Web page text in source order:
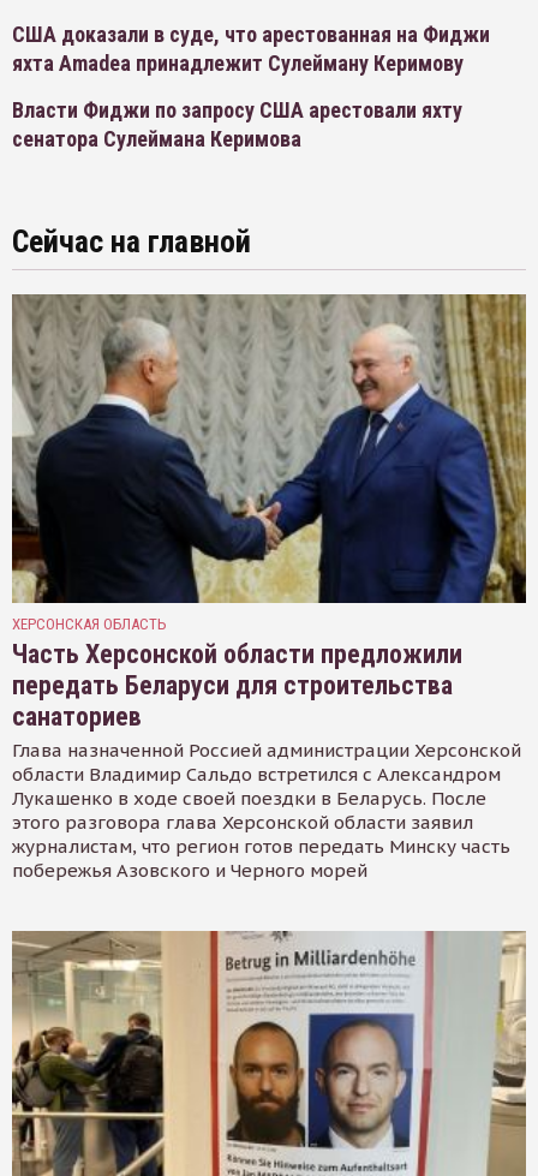
США доказали в суде, что арестованная на Фиджи
яхта Amadea принадлежит Сулейману Керимову
Власти Фиджи по запросу США арестовали яхту
сенатора Сулеймана Керимова
Сейчас на главной
ХЕРСОНСКАЯ ОБЛАСТЬ
Часть Херсонской области предложили
передать Беларуси для строительства
санаториев
Глава назначенной Россией администрации Херсонской
области Владимир Сальдо встретился с Александром
Лукашенко в ходе своей поездки в Беларусь. После
этого разговора глава Херсонской области заявил
журналистам, что регион готов передать Минску часть
побережья Азовского и Черного морей